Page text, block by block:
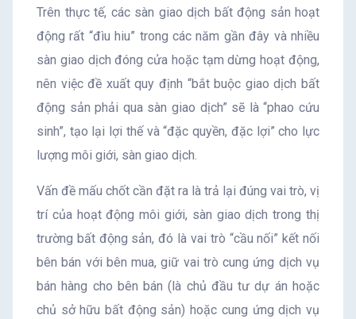
Trên thực tế, các sàn giao dịch bất động sản hoạt
động rất “đìu hiu” trong các năm gần đây và nhiều
sàn giao dịch đóng cửa hoặc tạm dừng hoạt động,
nên việc đề xuất quy định “bắt buộc giao dịch bất
động sản phải qua sàn giao dịch” sẽ là “phao cứu
sinh”, tạo lại lợi thế và “đặc quyền, đặc lợi” cho lực
lượng môi giới, sàn giao dịch.
Vấn đề mấu chốt cần đặt ra là trả lại đúng vai trò, vị
trí của hoạt động môi giới, sàn giao dịch trong thị
trường bất động sản, đó là vai trò “cầu nối” kết nối
bên bán với bên mua, giữ vai trò cung ứng dịch vụ
bán hàng cho bên bán (là chủ đầu tư dự án hoặc
chủ sở hữu bất động sản) hoặc cung ứng dịch vụ